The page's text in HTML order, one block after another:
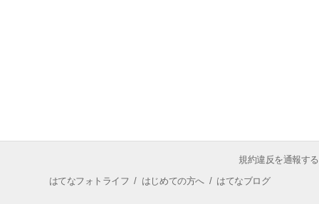
規約違反を通報する
はてなフォトライフ / はじめての方へ/ はてなブログ